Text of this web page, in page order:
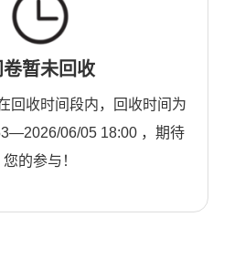
卷暂未回收
回收时间段内，回收时间为
06/05 18:00 ，期待
您的参与！